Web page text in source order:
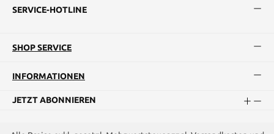
SERVICE-HOTLINE
SHOP SERVICE
INFORMATIONEN
JETZT ABONNIEREN